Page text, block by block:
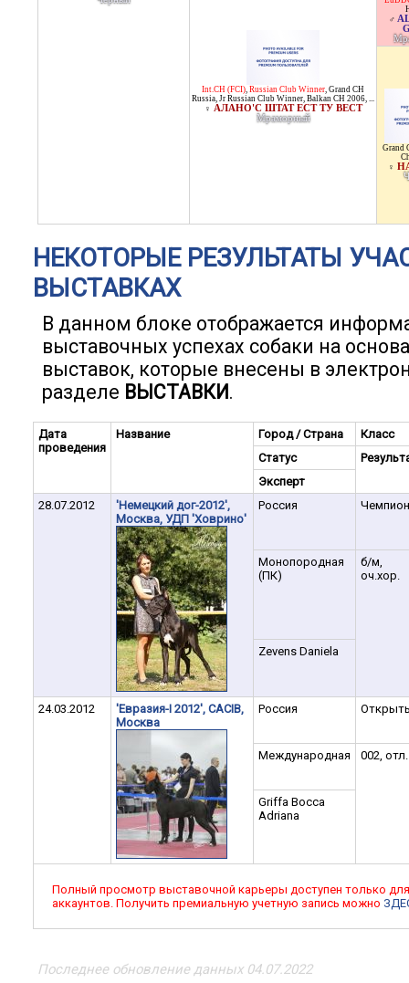
Int.CH (FCI), Russian Club Winner, Grand CH
Russia, Jr Russian Club Winner, Balkan CH 2006, ...
♀ АЛАНО'С ШТАТ ЕСТ ТУ ВЕСТ
Мраморный
♂
Grand
♀
НЕКОТОРЫЕ РЕЗУЛЬТАТЫ
ВЫСТАВКАХ
В данном блоке отображается
выставочных успехах собаки на
выставок, которые внесены в
разделе ВЫСТАВКИ.
Дата
проведения
Название Город / Страна
Класс
Статус
Эксперт
28.07.2012
'Немецкий дог-2012',
Москва, УДП 'Ховрино'
Россия
Монопородная
(ПК)
б/м,
оч.хор.
Zevens Daniela
24.03.2012
'Евразия-I 2012', CACIB,
Москва
Россия
Международная 002, отл.
Griffa Bocca
Adriana
Полный просмотр выставочной карьеры доступен только
аккаунтов. Получить премиальную учетную запись можно
Последнее обновление данных 04.07.2022